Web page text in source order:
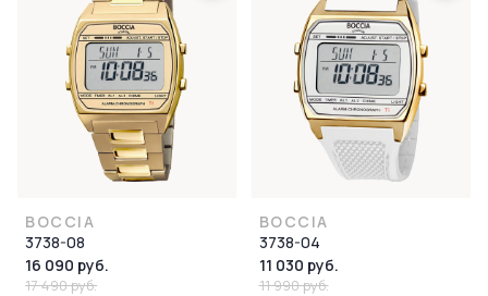
BOCCIA
3738-08
16 090 руб.
17 490 руб.
BOCCIA
3738-04
11 030 руб.
11 990 руб.